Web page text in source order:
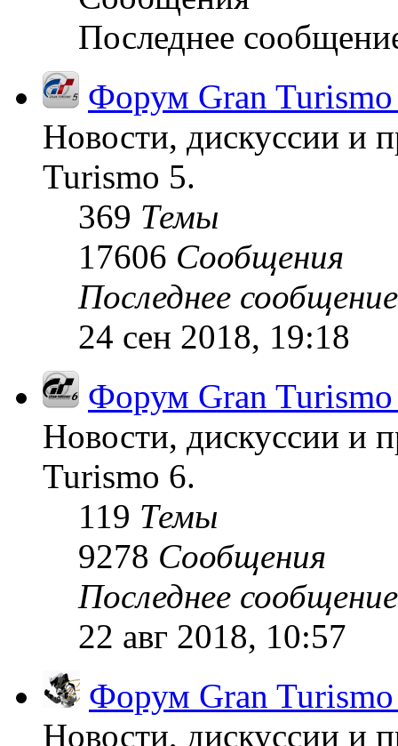
Последнее
Форум Gran
Новости, дискуссии и
Turismo 5.
369 Темы
17606 Сообщения
Последнее сообщение
24 сен 2018, 19:18
Форум Gran
Новости, дискуссии и
Turismo 6.
119 Темы
9278 Сообщения
Последнее сообщение
22 авг 2018, 10:57
Форум Gran Turismo
Новости, дискуссии и